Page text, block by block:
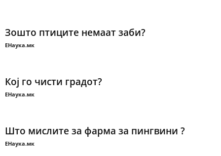
Зошто птиците немаат заби?
ЕНаука.мк
Кој го чисти градот?
ЕНаука.мк
Што мислите за фарма за пингвини ?
ЕНаука.мк